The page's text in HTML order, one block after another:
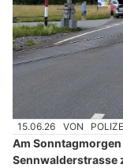
15.06.26 VON
Am
Sennwalderstrasse